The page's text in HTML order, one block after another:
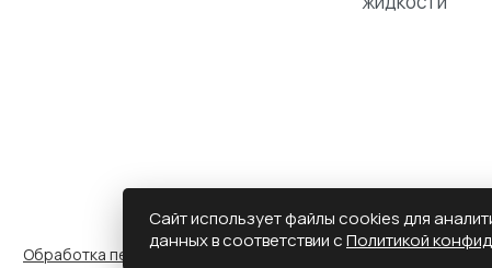
Обработка персональных данных
Сайт использует файлы cookies для
данных в соответствии сПолитикой